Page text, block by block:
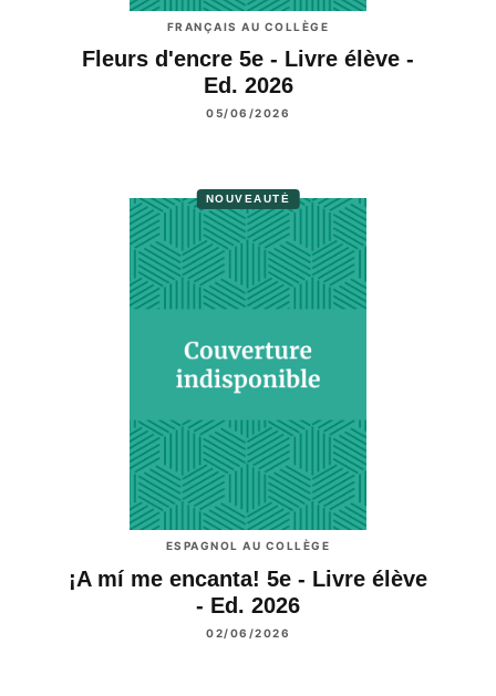
FRANÇAIS AU COLLÈGE
Fleurs d'encre 5e - Livre élève -
Ed. 2026
05/06/2026
NOUVEAUTÉ
ESPAGNOL AU COLLÈGE
¡A mí me encanta! 5e - Livre élève
- Ed. 2026
02/06/2026